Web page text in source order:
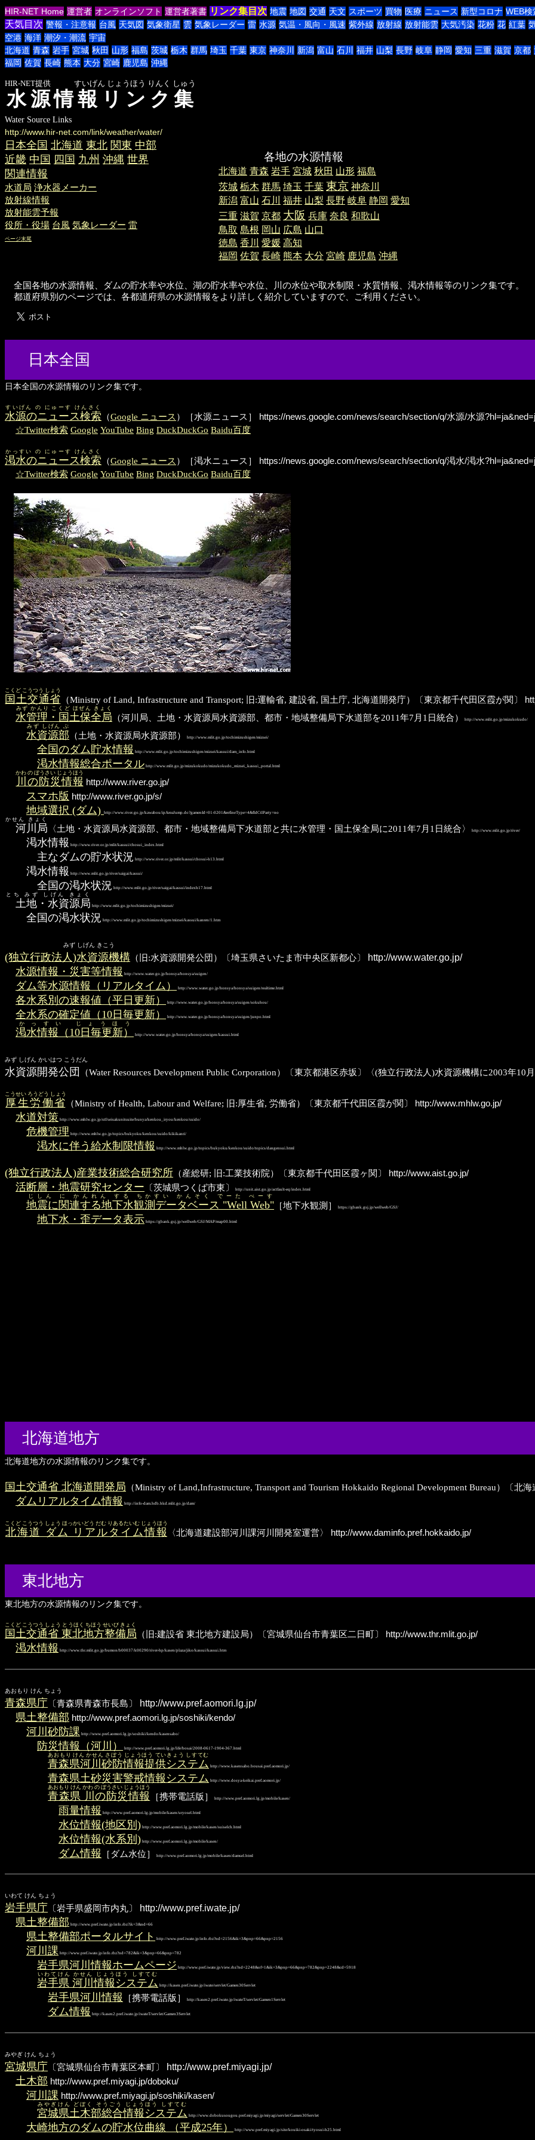
HIR-NET Home 運営者 オンラインソフト 運営者著書 リンク集目次 地震 地図 交通 天文 スポーツ 買物 医療 ニュース 新型コロナ WEB検
天気目次 警報・注意報 台風 天気図 気象衛星 雲 気象レーダー 雷 水源 気温・風向・風速 紫外線 放射線 放射能雲 大気汚染 花粉 花 紅葉
空港 海洋 潮汐・潮流 宇宙
北海道 青森 岩手 宮城 秋田 山形 福島 茨城 栃木 群馬 埼玉 千葉 東京 神奈川 新潟 富山 石川 福井 山梨 長野 岐阜 静岡 愛知 三重 滋賀 京都
福岡 佐賀 長崎 熊本 大分 宮崎 鹿児島 沖縄
水源情報リンク集
HIR-NET提供 すいげん じょうほう りんく しゅう
Water Source Links
http://www.hir-net.com/link/weather/water/
日本全国 北海道 東北 関東 中部
近畿 中国 四国 九州 沖縄 世界
関連情報
水道局 浄水器メーカー
放射線情報
放射能雲予報
役所・役場 台風 気象レーダー 雷
ページ末尾
各地の水源情報
北海道 青森 岩手 宮城 秋田 山形 福島
茨城 栃木 群馬 埼玉 千葉 東京 神奈川
新潟 富山 石川 福井 山梨 長野 岐阜 静岡 愛知
三重 滋賀 京都 大阪 兵庫 奈良 和歌山
鳥取 島根 岡山 広島 山口
徳島 香川 愛媛 高知
福岡 佐賀 長崎 熊本 大分 宮崎 鹿児島 沖縄
全国各地の水源情報、ダムの貯水率や水位、湖の貯水率や水位、川の水位や取水制限・水質情報、渇水情報等のリンク集です。
都道府県別のページでは、各都道府県の水源情報をより詳しく紹介していますので、ご利用ください。
日本全国
日本全国の水源情報のリンク集です。
水源のニュース検索
すいげん の にゅーす けんさく
（Google ニュース ）［水源ニュース］
https://news.google.com/news/search/section/q/水源/水源
☆Twitter検索 Google YouTube Bing DuckDuckGo Baidu百度
渇水のニュース検索
かっすい の にゅーす けんさく
（Google ニュース ）［渇水ニュース］
https://news.google.com/news/search/section/q/渇水/渇水
☆Twitter検索 Google YouTube Bing DuckDuckGo Baidu百度
国土交通省
こくど こうつう しょう
（Ministry of Land, Infrastructure and Transport; 旧:運輸省, 建設省, 国土庁, 北海道開発庁）〔東京都千代田区霞が関〕
水管理・国土保全局
みず かんり こくど ほぜん きょく
（河川局、土地・水資源局水資源部、都市・地域整備局下水道部を2011年7月1日統合） http://www.mlit.go.jp/mizukokudo/
水資源部
みず しげん ぶ
（土地・水資源局水資源部） http://www.mlit.go.jp/tochimizushigen/mizsei/
全国のダム貯水情報 http://www.mlit.go.jp/tochimizushigen/mizsei/kassui/dam_info.html
渇水情報総合ポータル http://www.mlit.go.jp/mizukokudo/mizukokudo_mizsei_kassui_portal.html
川の防災情報
かわ の ぼうさい じょうほう
http://www.river.go.jp/
スマホ版 http://www.river.go.jp/s/
地域選択 (ダム) http://www.river.go.jp/kawabou/ipAreaJump.do?gamenId=01-0201&refineType=4&fldCtlParty=no
河川局
かせん きょく
〈土地・水資源局水資源部、都市・地域整備局下水道部と共に水管理・国土保全局に2011年7月1日統合〉 http://www.mlit.go.jp/river/
渇水情報 http://www.river.or.jp/mlit/kassui/chosui_index.html
主なダムの貯水状況 http://www.river.or.jp/mlit/kassui/chosui-h13.html
渇水情報 http://www.mlit.go.jp/river/saigai/kassui/
全国の渇水状況 http://www.mlit.go.jp/river/saigai/kassui/indexh17.html
土地・水資源局
とち みず しげん きょく
http://www.mlit.go.jp/tochimizushigen/mizsei/
全国の渇水状況 http://www.mlit.go.jp/tochimizushigen/mizsei/kassui/kanren/1.htm
みず しげん きこう
(独立行政法人)水資源機構 （旧:水資源開発公団）〔埼玉県さいたま市中央区新都心〕 http://www.water.go.jp/
水源情報・災害等情報 http://www.water.go.jp/honsya/honsya/suigen/
ダム等水源情報（リアルタイム） http://www.water.go.jp/honsya/honsya/suigen/realtime.html
各水系別の速報値（平日更新） http://www.water.go.jp/honsya/honsya/suigen/sokuhou/
全水系の確定値（10日毎更新） http://www.water.go.jp/honsya/honsya/suigen/junpo.html
渇水情報（10日毎更新）
かっすい じょうほう
http://www.water.go.jp/honsya/honsya/suigen/kassui.html
みず しげん かいはつ こうだん
水資源開発公団 （Water Resources Development Public Corporation）〔東京都港区赤坂〕〈(独立行政法人)水資源機構に2003年10月
厚生労働省
こうせい ろうどう しょう
（Ministry of Health, Labour and Welfare; 旧:厚生省, 労働省）〔東京都千代田区霞が関〕 http://www.mhlw.go.jp/
水道対策 http://www.mhlw.go.jp/stf/seisakunitsuite/bunya/kenkou_iryou/kenkou/suido/
危機管理 http://www.mhlw.go.jp/topics/bukyoku/kenkou/suido/kikikanri/
渇水に伴う給水制限情報 http://www.mhlw.go.jp/topics/bukyoku/kenkou/suido/topics/dangensui.html
(独立行政法人)産業技術総合研究所 （産総研; 旧:工業技術院）〔東京都千代田区霞ヶ関〕 http://www.aist.go.jp/
活断層・地震研究センター 〔茨城県つくば市東〕 http://unit.aist.go.jp/actfault-eq/index.html
地震に関連する地下水観測データベース "Well Web"
じしん に かんれん する ちかすい かんそく でーた べーす
［地下水観測］ https://gbank.gsj.jp/wellweb/GSJ/
地下水・歪データ表示 https://gbank.gsj.jp/wellweb/GSJ/MAP/map00.html
北海道地方
北海道地方の水源情報のリンク集です。
国土交通省 北海道開発局 （Ministry of Land,Infrastructure, Transport and Tourism Hokkaido Regional Development Bureau）〔北
ダムリアルタイム情報 http://info-dam.hdb.hkd.mlit.go.jp/dam/
北海道 ダム リアルタイム情報
こくど こうつう しょう ほっかいどう だむ りあるたいむ じょうほう
〈北海道建設部河川課河川開発室運営〉 http://www.daminfo.pref.hokkaido.jp/
東北地方
東北地方の水源情報のリンク集です。
国土交通省 東北地方整備局
こくど こうつう しょう とうほく ちほう せいび きょく
（旧:建設省 東北地方建設局）〔宮城県仙台市青葉区二日町〕 http://www.thr.mlit.go.jp/
渇水情報 http://www.thr.mlit.go.jp/bumon/b00037/k00290/river-hp/kasen/plaza/jiko/kassui/kassui.htm
あおもり けん ちょう
青森県庁 〔青森県青森市長島〕 http://www.pref.aomori.lg.jp/
県土整備部 http://www.pref.aomori.lg.jp/soshiki/kendo/
河川砂防課 http://www.pref.aomori.lg.jp/soshiki/kendo/kasensabo/
防災情報（河川） http://www.pref.aomori.lg.jp/life/bosai/2008-0617-1904-367.html
青森県河川砂防情報提供システム
あおもり けん かせん さぼう じょうほう ていきょう しすてむ
http://www.kasensabo.bousai.pref.aomori.jp/
青森県土砂災害警戒情報システム http://www.dosya-keikai.pref.aomori.jp/
青森県 川の防災情報
あおもり けん かわ の ぼうさい じょうほう
［携帯電話版］ http://www.pref.aomori.lg.jp/mobile/kasen/
雨量情報 http://www.pref.aomori.lg.jp/mobile/kasen/uryosel.html
水位情報(地区別) http://www.pref.aomori.lg.jp/mobile/kasen/suiselch.html
水位情報(水系別) http://www.pref.aomori.lg.jp/mobile/kasen/
ダム情報 ［ダム水位］ http://www.pref.aomori.lg.jp/mobile/kasen/damsel.html
いわて けん ちょう
岩手県庁 〔岩手県盛岡市内丸〕 http://www.pref.iwate.jp/
県土整備部 http://www.pref.iwate.jp/info.rbz?ik=3&nd=66
県土整備部ポータルサイト http://www.pref.iwate.jp/info.rbz?nd=2156&ik=3&pnp=66&pnp=2156
河川課 http://www.pref.iwate.jp/info.rbz?nd=782&ik=3&pnp=66&pnp=782
岩手県河川情報ホームページ http://www.pref.iwate.jp/view.rbz?nd=2248&of=1&ik=3&pnp=66&pnp=782&pnp=2248&cd=5918
岩手県 河川情報システム
いわてけん かせん じょうほう しすてむ
http://kasen.pref.iwate.jp/iwate/servlet/Gamen30Servlet
岩手県河川情報 ［携帯電話版］ http://kasen2.pref.iwate.jp/iwateT/servlet/Gamen1Servlet
ダム情報 http://kasen2.pref.iwate.jp/iwateT/servlet/Gamen3Servlet
みやぎ けん ちょう
宮城県庁 〔宮城県仙台市青葉区本町〕 http://www.pref.miyagi.jp/
土木部 http://www.pref.miyagi.jp/doboku/
河川課 http://www.pref.miyagi.jp/soshiki/kasen/
宮城県土木部総合情報システム
みやぎけん どぼく そうごう じょうほう しすてむ
http://www.dobokusougou.pref.miyagi.jp/miyagi/servlet/Gamen30Servlet
大崎地方のダムの貯水位曲線 （平成25年） http://www.pref.miyagi.jp/site/kouiki-osaki/tyosui-h25.html